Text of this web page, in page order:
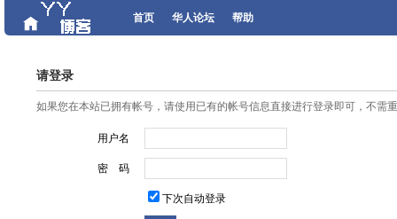
首页 华人论坛 帮助
请登录
如果您在本站已拥有帐号，请使用已有的帐号信息直接进行登录即可，不需
用户名
密 码
下次自动登录